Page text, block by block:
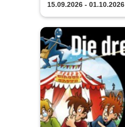
15.09.2026 - 01.10.2026